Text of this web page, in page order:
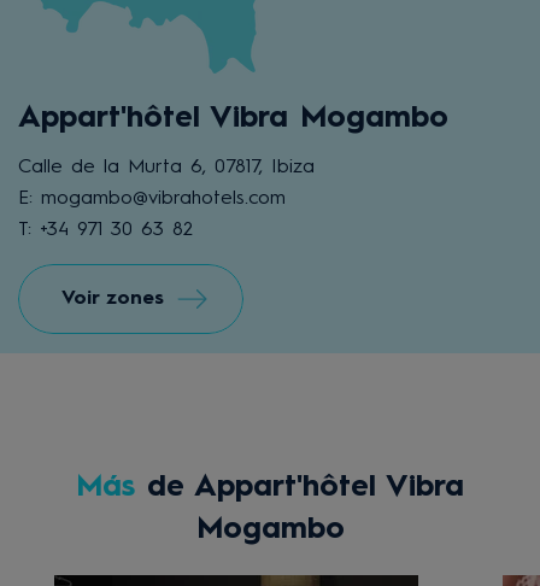
Appart'hôtel Vibra Mogambo
Calle de la Murta 6, 07817, Ibiza
E: mogambo@vibrahotels.com
T: +34 971 30 63 82
Voir zones
Más de Appart'hôtel Vibra
Mogambo